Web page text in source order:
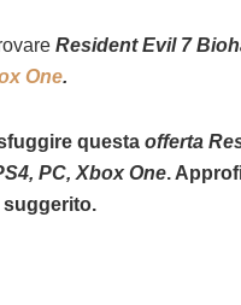
Resident Evil 7
One.
questa offerta
PC, Xbox One.
suggerito.